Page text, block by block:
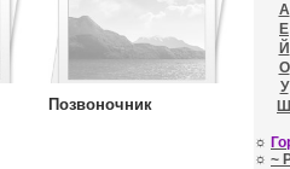
Позвоночник
А
Е
Й
О
У
Ш
☼
☼ ~